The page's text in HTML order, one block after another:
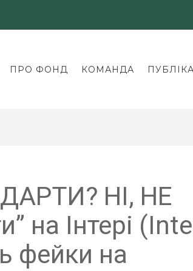
ПРО ФОНД КОМАНДА
НІ, НЕ
на Інтері
фейки на